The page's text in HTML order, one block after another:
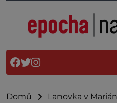
Domů
Lanovka v